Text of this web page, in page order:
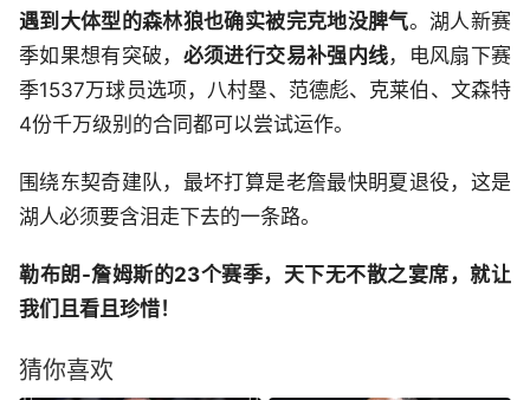
遇到大体型的森林狼也确实被完克地没脾气。湖人新赛
季如果想有突破， 必须进行交易补强内线，电风扇下赛
季1537万球员选项，八村塁、范德彪、克莱伯、文森特
4份千万级别的合同都可以尝试运作。
围绕东契奇建队，最坏打算是老詹最快眀夏退役，这是
湖人必须要含泪走下去的一条路。
勒布朗-詹姆斯的23个赛季，天下无不散之宴席，就让
我们且看且珍惜！
猜你喜欢